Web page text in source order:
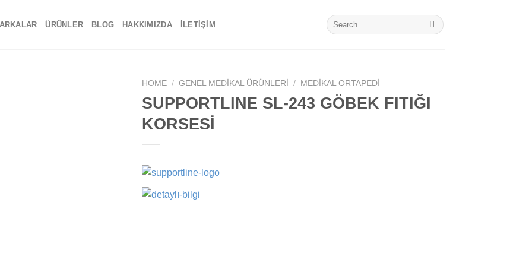
ÜRÜNLER BLOG HAKKIMIZDA İLETIŞIM
Search
for:
HOME / GENEL MEDIKAL ÜRÜNLERI / MEDIKAL ORTAPEDI
SUPPORTLINE SL-243 GÖBEK FITIĞI
KORSESİ